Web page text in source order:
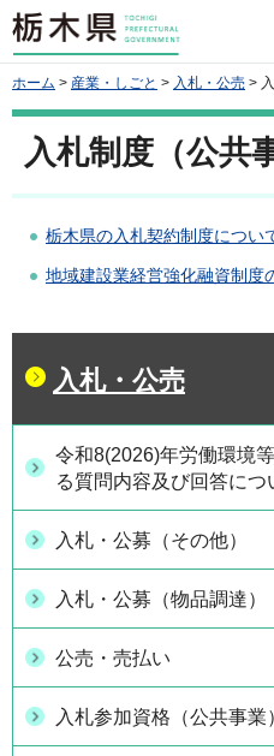
栃木県
ホーム > 産業・しごと > 入札・公売 >
入札制度（公共
栃木県の入札契約制度につい
地域建設業経営強化融資制度
入札・公売
令和8(2026)年労働環境
る質問内容及び回答につ
入札・公募（その他）
入札・公募（物品調達）
公売・売払い
入札参加資格（公共事業